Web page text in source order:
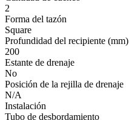
2
Forma del tazón
Square
Profundidad del recipiente (mm)
200
Estante de drenaje
No
Posición de la rejilla de drenaje
N/A
Instalación
Tubo de desbordamiento